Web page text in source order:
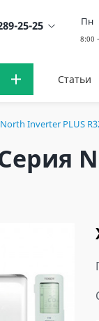
25-25 Пн
Статьи
Inverter PLUS